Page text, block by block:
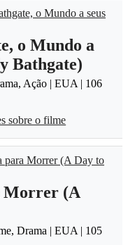
o Mundo a
Bathgate)
Ação | EUA | 106
sobre o filme
Morrer (A
Drama | EUA | 105